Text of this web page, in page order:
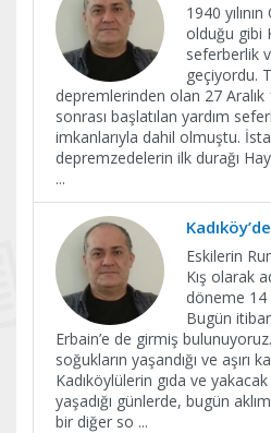
1940
olduğu gibi
seferberlik
geçiyordu.
depremlerinden olan 27
sonrası başlatılan yardım
imkanlarıyla dahil olmuştu.
depremzedelerin ilk durağı
...
Eskilerin
Kış olarak
döneme 14
Bugün
Erbain’e de girmiş
soğukların yaşandığı ve aşırı
Kadıköylülerin gıda ve
yaşadığı günlerde, bugün
bir diğer so ...